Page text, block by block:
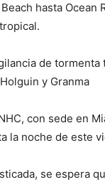
hasta Ocean
de
y Granma
con sede en
la noche de este
se espera